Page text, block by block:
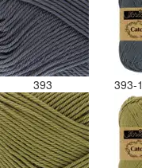
393 393-